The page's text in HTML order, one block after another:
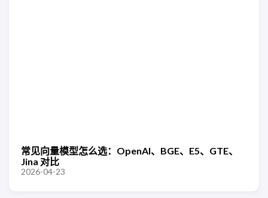
常见向量模型怎么选：OpenAI、BGE、E5、GTE、
Jina 对比
2026-04-23